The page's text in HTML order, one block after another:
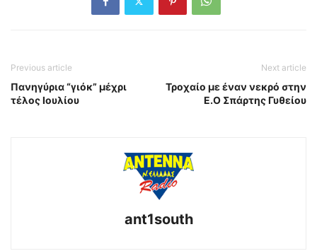
Previous article
Πανηγύρια “γιόκ” μέχρι
τέλος Ιουλίου
Next article
Τροχαίο με έναν νεκρό στην
Ε.Ο Σπάρτης Γυθείου
ant1south